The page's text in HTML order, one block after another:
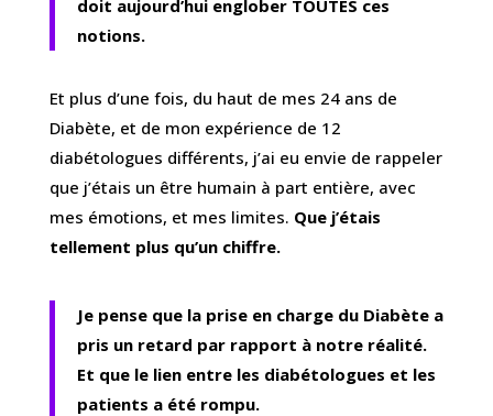
doit aujourd’hui englober TOUTES ces
notions.
Et plus d’une fois, du haut de mes 24 ans de
Diabète, et de mon expérience de 12
diabétologues différents, j’ai eu envie de rappeler
que j’étais un être humain à part entière, avec
mes émotions, et mes limites. Que j’étais
tellement plus qu’un chiffre.
Je pense que la prise en charge du Diabète a
pris un retard par rapport à notre réalité.
Et que le lien entre les diabétologues et les
patients a été rompu.